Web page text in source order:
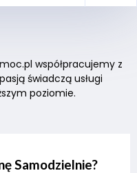
współpracujemy z
świadczą usługi
poziomie.
Samodzielnie?